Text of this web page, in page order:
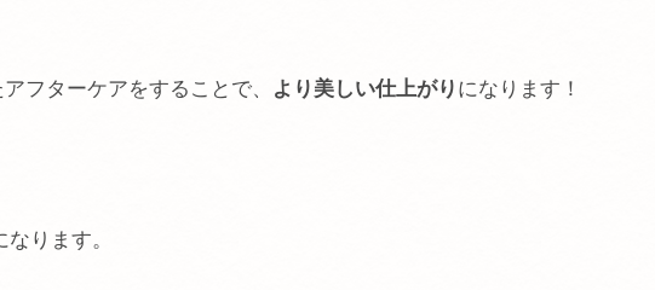
フターケアをすることで、 より美しい仕上がり になります！
ります。